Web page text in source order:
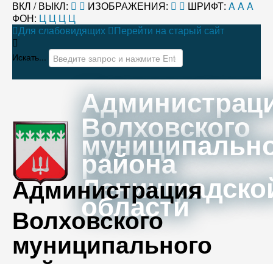
ВКЛ / ВЫКЛ: ИЗОБРАЖЕНИЯ: ШРИФТ: AAA
ФОН: Ц Ц Ц Ц
Для слабовидящих
Перейти на старый сайт
Искать...
Волховского
района
области
Администрация
Волховского
муниципального